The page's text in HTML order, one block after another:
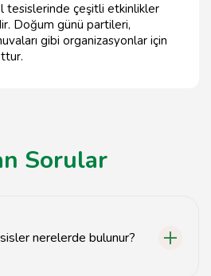
tesislerinde çeşitli etkinlikler
Doğum günü partileri,
gibi organizasyonlar için
Sorular
nerelerde bulunur?